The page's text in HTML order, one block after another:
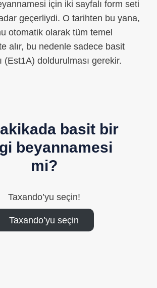
için iki sayfalı form seti
geçerliydi. O tarihten bu yana,
otomatik olarak tüm temel
alır, bu nedenle sadece basit
(Est1A) doldurulması gerekir.
basit bir
beyannamesi
mi?
Taxando’yu seçin!
Taxando’yu seçin